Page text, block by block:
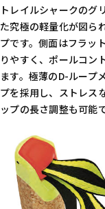
トレイルシャークのグ
た究極の軽量化が図ら
プです。側面はフラッ
りやすく、ポールコン
ます。極薄のD-ループ
プを採用し、ストレス
ップの長さ調整も可能で